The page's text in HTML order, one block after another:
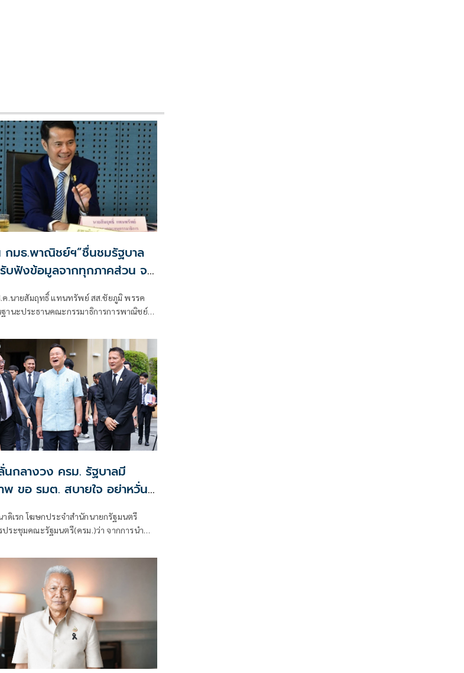
กมธ.พาณิชย์ฯ”ชื่นชมรัฐบาล
บฟังข้อมูลจากทุกภาคส่วน จน
าคเกษตรได้ตรงจุด ดันราคา
งพาราพุ่งขึ้นต่อเนื่อง
ริ่มยิ้มได้
.ค.นายสัมฤทธิ์ แทนทรัพย์ สส.ชัยภูมิ พรรค
ฐานะประธานคณะกรรมาธิการการพาณิชย์
คาสินค้าเกษตรว่า ขณะนี้ภาพรวมถือว่าอยู่
นกลางวง ครม. รัฐบาลมี
พ ขอ รมต. สบายใจ อย่าหวั่น
าดิเรก โฆษกประจำสำนักนายกรัฐมนตรี
ประชุมคณะรัฐมนตรี(ครม.)ว่า จากการนำ
จากพรรคร่วมรัฐบาลและนายกฯไปแล้วว่า
ถียรภาพและทำงานร่วมกันอย่างเต็มที่